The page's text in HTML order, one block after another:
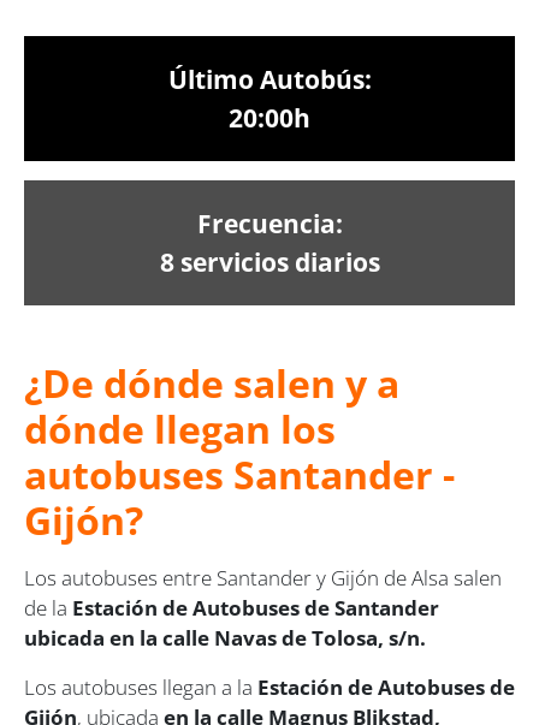
Último Autobús:
20:00h
Frecuencia:
8 servicios diarios
¿De dónde salen y a
dónde llegan los
autobuses Santander -
Gijón?
Los autobuses entre Santander y Gijón de Alsa salen
de la Estación de Autobuses de Santander
ubicada en la calle Navas de Tolosa, s/n.
Los autobuses llegan a la Estación de Autobuses de
Gijón, ubicada en la calle Magnus Blikstad,